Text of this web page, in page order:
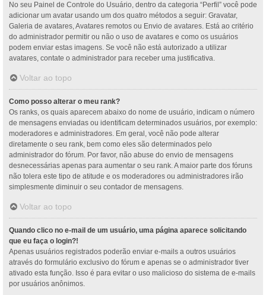
No seu Painel de Controle do Usuário, dentro da categoria “Perfil” você pode
adicionar um avatar usando um dos quatro métodos a seguir: Gravatar,
Galeria de avatares, Avatares remotos ou Envio de avatares. Está ao critério
do administrador permitir ou não o uso de avatares e como os usuários
podem enviar estas imagens. Se você não está autorizado a utilizar
avatares, contate o administrador para receber uma justificativa.
Voltar ao topo
Como posso alterar o meu rank?
Os ranks, os quais aparecem abaixo do nome de usuário, indicam o número
de mensagens enviadas ou identificam determinados usuários, por exemplo:
moderadores e administradores. Em geral, você não pode alterar
diretamente o seu rank, bem como eles são determinados pelo
administrador do fórum. Por favor, não abuse do envio de mensagens
desnecessárias apenas para aumentar o seu rank. A maior parte dos fóruns
não tolera este tipo de atitude e os moderadores ou administradores irão
simplesmente diminuir o seu contador de mensagens.
Voltar ao topo
Quando clico no e-mail de um usuário, uma página aparece solicitando
que eu faça o login?!
Apenas usuários registrados poderão enviar e-mails a outros usuários
através do formulário exclusivo do fórum e apenas se o administrador tiver
ativado esta função. Isso é para evitar o uso malicioso do sistema de e-mails
por usuários anônimos.